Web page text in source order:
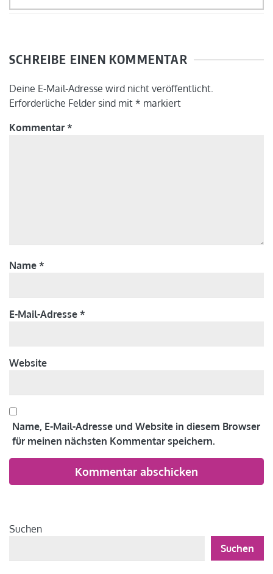
SCHREIBE EINEN KOMMENTAR
Deine E-Mail-Adresse wird nicht veröffentlicht.
Erforderliche Felder sind mit * markiert
Kommentar *
Name *
E-Mail-Adresse *
Website
Name, E-Mail-Adresse und Website in diesem Browser
für meinen nächsten Kommentar speichern.
Suchen
Suchen